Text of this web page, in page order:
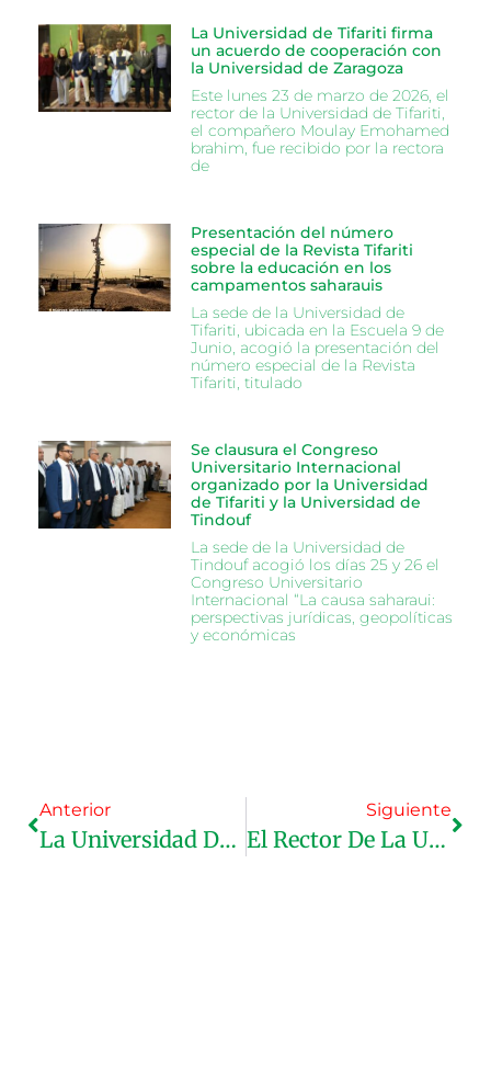
La Universidad de Tifariti firma
un acuerdo de cooperación con
la Universidad de Zaragoza
Este lunes 23 de marzo de 2026, el
rector de la Universidad de Tifariti,
el compañero Moulay Emohamed
brahim, fue recibido por la rectora
de
Presentación del número
especial de la Revista Tifariti
sobre la educación en los
campamentos saharauis
La sede de la Universidad de
Tifariti, ubicada en la Escuela 9 de
Junio, acogió la presentación del
número especial de la Revista
Tifariti, titulado
Se clausura el Congreso
Universitario Internacional
organizado por la Universidad
de Tifariti y la Universidad de
Tindouf
La sede de la Universidad de
Tindouf acogió los días 25 y 26 el
Congreso Universitario
Internacional “La causa saharaui:
perspectivas jurídicas, geopolíticas
y económicas
Anterior
La Universidad De Tifariti Firma Un Acuerdo De Cooperación Con La Universidad De Zaragoza
Siguiente
El Rector De La Universidad De Tifariti Mantiene Encuentros Especializados Con Decanos De Facultades De La Universidad De Zaragoza